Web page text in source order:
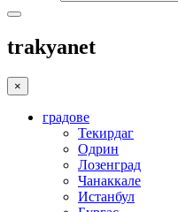
trakyanet
×
градове
Текирдаг
Одрин
Лозенград
Чанаккале
Истанбул